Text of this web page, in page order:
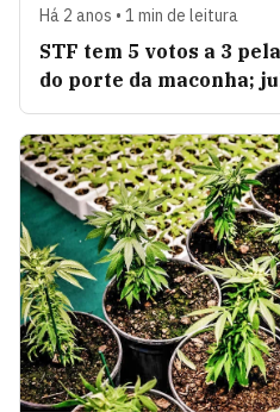
Há 2 anos • 1 min de leitura
STF tem 5 votos a 3
do porte da maconha;